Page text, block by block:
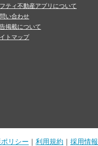
ティ不動産アプリについて
い合わせ
掲載について
トマップ
リシー ｜ 利用規約 ｜ 採用情報